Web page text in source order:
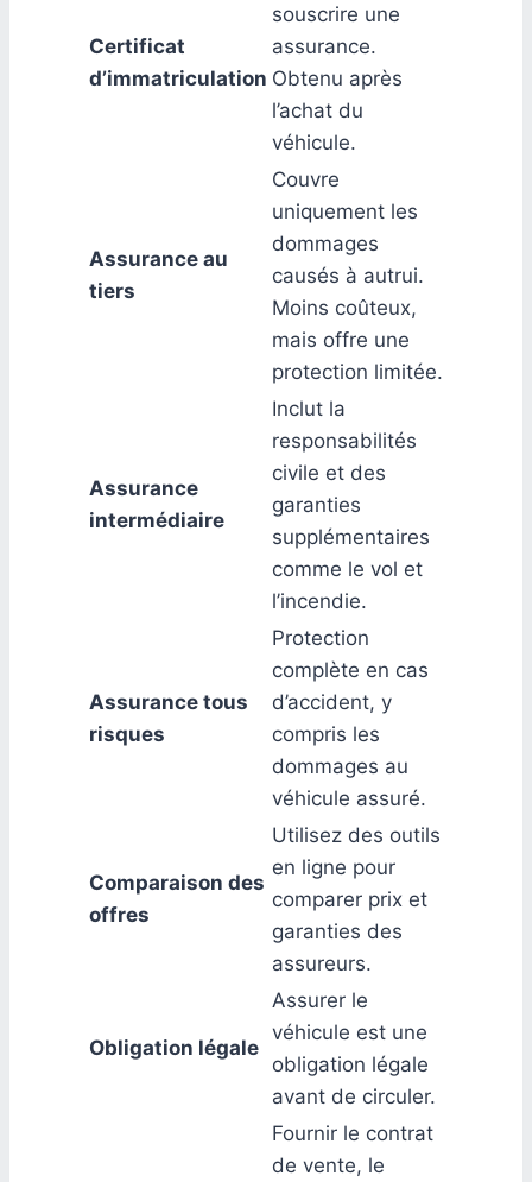
Certificat
d’immatriculation
souscrire une
assurance.
Obtenu après
l’achat du
véhicule.
Assurance au
tiers
Couvre
uniquement les
dommages
causés à autrui.
Moins coûteux,
mais offre une
protection limitée.
Assurance
intermédiaire
Inclut la
responsabilités
civile et des
garanties
supplémentaires
comme le vol et
l’incendie.
Assurance tous
risques
Protection
complète en cas
d’accident, y
compris les
dommages au
véhicule assuré.
Comparaison des
offres
Utilisez des outils
en ligne pour
comparer prix et
garanties des
assureurs.
Obligation légale
Assurer le
véhicule est une
obligation légale
avant de circuler.
Fournir le contrat
de vente, le